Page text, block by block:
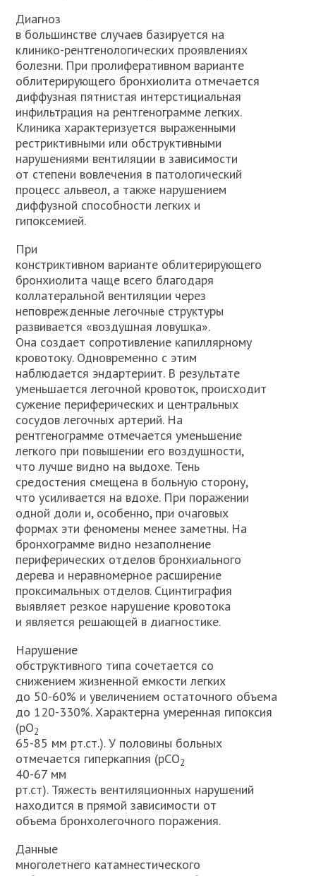
Диагноз
в большинстве случаев базируется на
клинико-рентгенологических проявлениях
болезни. При пролиферативном варианте
облитерирующего бронхиолита отмечается
диффузная пятнистая интерстициальная
инфильтрация на рентгенограмме легких.
Клиника характеризуется выраженными
рестриктивными или обструктивными
нарушениями вентиляции в зависимости
от степени вовлечения в патологический
процесс альвеол, а также нарушением
диффузной способности легких и
гипоксемией.
При
констриктивном варианте облитерирующего
бронхиолита чаще всего благодаря
коллатеральной вентиляции через
неповрежденные легочные структуры
развивается «воздушная ловушка».
Она создает сопротивление капиллярному
кровотоку. Одновременно с этим
наблюдается эндартериит. В результате
уменьшается легочной кровоток, происходит
сужение периферических и центральных
сосудов легочных артерий. На
рентгенограмме отмечается уменьшение
легкого при повышении его воздушности,
что лучше видно на выдохе. Тень
средостения смещена в больную сторону,
что усиливается на вдохе. При поражении
одной доли и, особенно, при очаговых
формах эти феномены менее заметны. На
бронхограмме видно незаполнение
периферических отделов бронхиального
дерева и неравномерное расширение
проксимальных отделов. Сцинтиграфия
выявляет резкое нарушение кровотока
и является решающей в диагностике.
Нарушение
обструктивного типа сочетается со
снижением жизненной емкости легких
до 50-60% и увеличением остаточного объема
до 120-330%. Характерна умеренная гипоксия
(pО2
65-85 мм рт.ст.). У половины больных
отмечается гиперкапния (pСО2
40-67 мм
рт.ст). Тяжесть вентиляционных нарушений
находится в прямой зависимости от
объема бронхолегочного поражения.
Данные
многолетнего катамнестического